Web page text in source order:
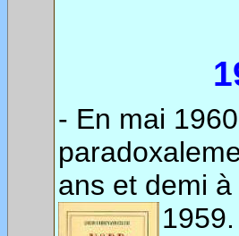
- En mai
ans et demi
1959.